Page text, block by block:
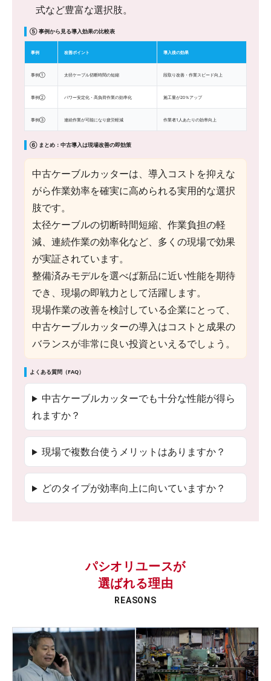
式など豊富な選択肢。
⑤ 事例から見る導入効果の比較表
事例 改善ポイント 導入後の効果
事例① 太径ケーブル切断時間の短縮 段取り改善・作業スピード向上
事例② パワー安定化・高負荷作業の効率化 施工量が20％アップ
事例③ 連続作業が可能になり疲労軽減 作業者1人あたりの効率向上
⑥ まとめ：中古導入は現場改善の即効策
中古ケーブルカッターは、導入コストを抑えな
がら作業効率を確実に高められる実用的な選択
肢です。
太径ケーブルの切断時間短縮、作業負担の軽
減、連続作業の効率化など、多くの現場で効果
が実証されています。
整備済みモデルを選べば新品に近い性能を期待
でき、現場の即戦力として活躍します。
現場作業の改善を検討している企業にとって、
中古ケーブルカッターの導入はコストと成果の
バランスが非常に良い投資といえるでしょう。
よくある質問（FAQ）
中古ケーブルカッターでも十分な性能が得ら
れますか？
現場で複数台使うメリットはありますか？
どのタイプが効率向上に向いていますか？
パシオリユースが
選ばれる理由
REASONS